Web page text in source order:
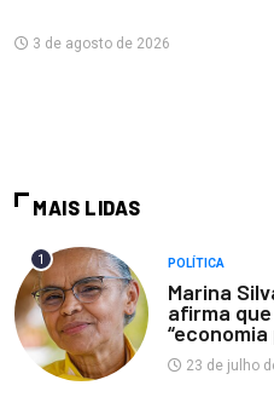
3 de agosto de 2026
MAIS LIDAS
1 POLÍTICA
Marina
afirma
“economia
23 de julho